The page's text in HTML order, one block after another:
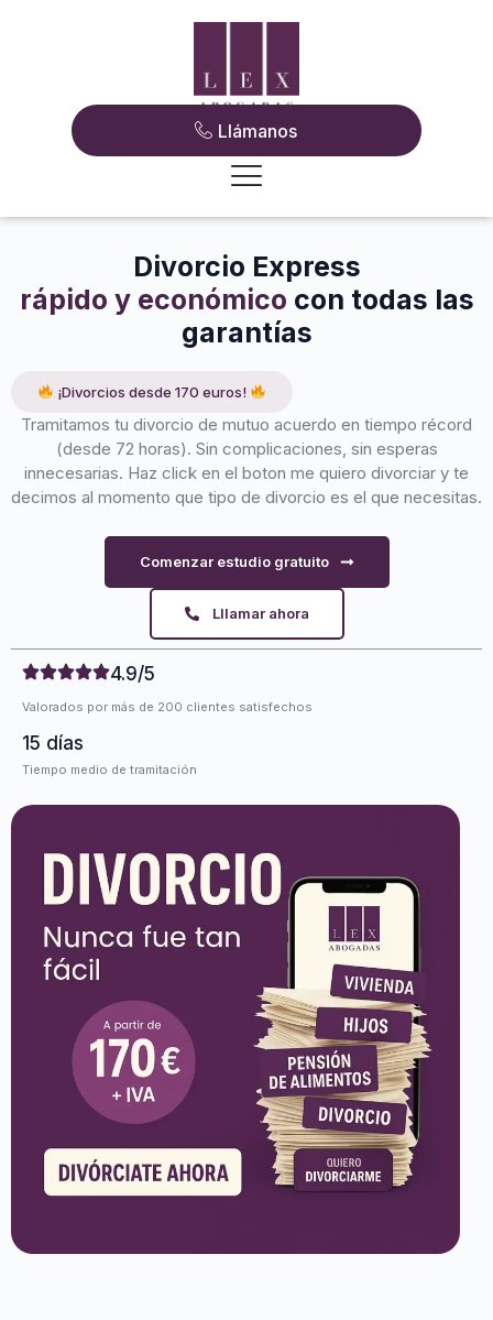
Llámanos
¡Divorcios desde 170 euros!
Divorcio Express
rápido y económico con todas las
garantías
Tramitamos tu divorcio de mutuo acuerdo en tiempo récord
(desde 72 horas). Sin complicaciones, sin esperas
innecesarias. Haz click en el boton me quiero divorciar y te
decimos al momento que tipo de divorcio es el que necesitas.
Comenzar estudio gratuito
Lllamar ahora
4.9/5
Valorados por más de 200 clientes satisfechos
15 días
Tiempo medio de tramitación